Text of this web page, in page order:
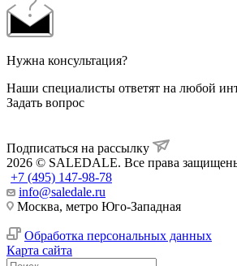
Нужна консультация?
Наши специалисты ответят на любой
Задать вопрос
Подписаться на рассылку
2026 © SALEDALE. Все права
+7 (495) 147-98-78
info@saledale.ru
Москва, метро Юго-Западная
Обработка персональных данных
Карта сайта